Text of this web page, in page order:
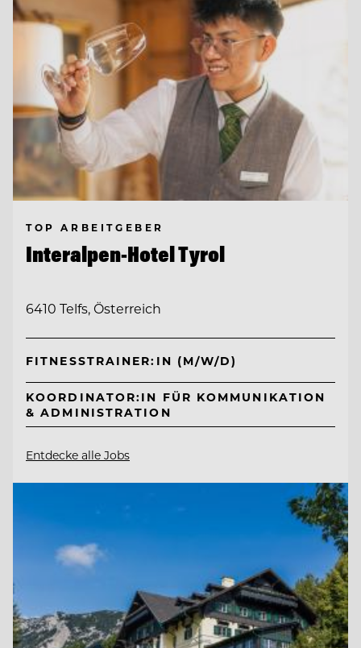
TOP ARBEITGEBER
Interalpen-Hotel Tyrol
6410 Telfs, Österreich
FITNESSTRAINER:IN (M/W/D)
KOORDINATOR:IN FÜR KOMMUNIKATION
& ADMINISTRATION
Entdecke alle Jobs